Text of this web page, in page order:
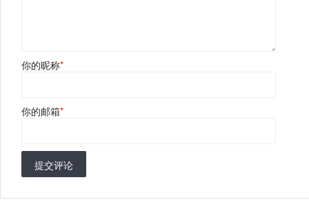
你的昵称*
你的邮箱*
提交评论